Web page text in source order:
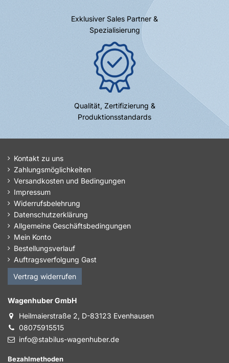
Exklusiver Sales Partner &
Spezialisierung
Qualität, Zertifizierung &
Produktionsstandards
Kontakt zu uns
Zahlungsmöglichkeiten
Versandkosten und Bedingungen
Impressum
Widerrufsbelehrung
Datenschutzerklärung
Allgemeine Geschäftsbedingungen
Mein Konto
Bestellungsverlauf
Auftragsverfolgung Gast
Vertrag widerrufen
Wagenhuber GmbH
Heilmaierstraße 2, D-83123 Evenhausen
08075915515
info@stabilus-wagenhuber.de
Bezahlmethoden